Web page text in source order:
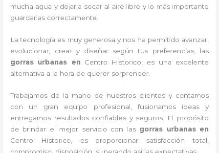
mucha agua y dejarla secar al aire libre y lo más importante
guardarlas correctamente.
La tecnología es muy generosa y nos ha permitido avanzar,
evolucionar, crear y diseñar según tus preferencias, las
gorras urbanas en Centro Historico, es una excelente
alternativa a la hora de querer sorprender.
Trabajamos de la mano de nuestros clientes y contamos
con un gran equipo profesional, fusionamos ideas y
entregamos resultados confiables y seguros. El propósito
de brindar el mejor servicio con las gorras urbanas en
Centro Historico, es proporcionar satisfacción total,
compromiso, disposición, superando así las expectativas.